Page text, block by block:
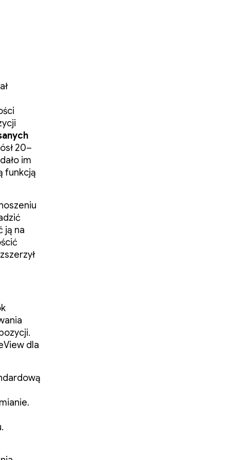
20–
im
funkcją
ją na
dla